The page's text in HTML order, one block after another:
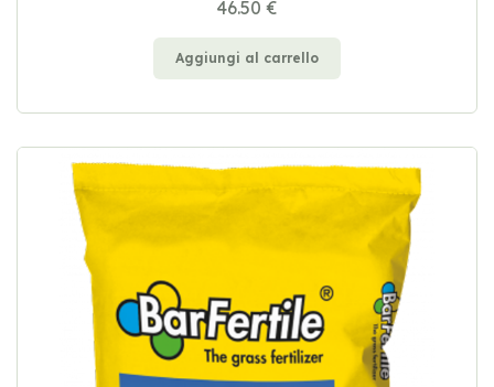
46.50 €
Aggiungi al carrello